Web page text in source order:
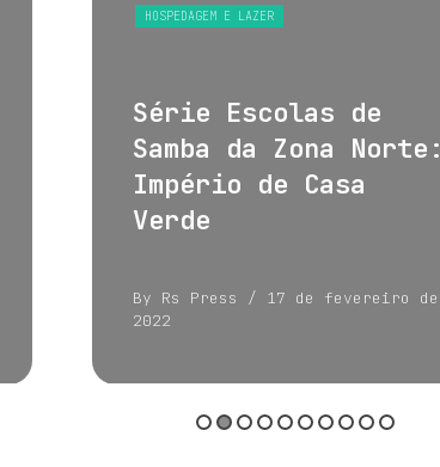
HOSPEDAGEM E LAZER
Série Escolas de
Samba da Zona Norte:
Império de Casa
Verde
By Rs Press
/ 17 de fevereiro de
2022